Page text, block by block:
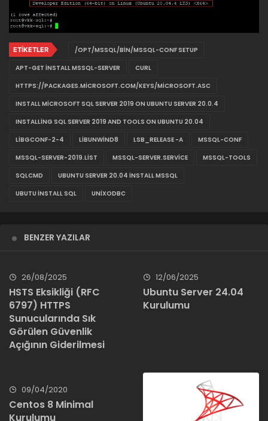
ETIKETLER
/OPT/MSSQL/BIN/MSSQL-CONF SETUP
APT-GET INSTALL MSSQL-SERVER
CURL
HTTPS://PACKAGES.MICROSOFT.COM/KEYS/MICROSOFT.ASC
INSTALL MICROSOFT SQL SERVER 2019 ON UBUNTU SERVER 20.0.4
INSTALLING SQL SERVER 2019 AND TOOLS ON UBUNTU 20.04
LIBGCONF-2-4
LIBUNWIND8 LSB_RELEASE -A
MSSQL-CONF
MSSQL-SERVER-2019.LIST
MSSQL-SERVER.SERVICE
MSSQL-TOOLS
SQLCMD
UBUNTU SERVER 20.04 INSTALL MSSQL
UBUTU INSTALL SQL
UNIXODBC
BENZER YAZILAR
26/08/2025
HSTS Eksikliği (RFC
6797) HTTPS
Sunucularında Sık
Görülen Güvenlik
Açığının Giderilmesi
12/06/2025
Ubuntu Server 24.04
Kurulumu
09/04/2020
Centos 8 Minimal
Kurulumu